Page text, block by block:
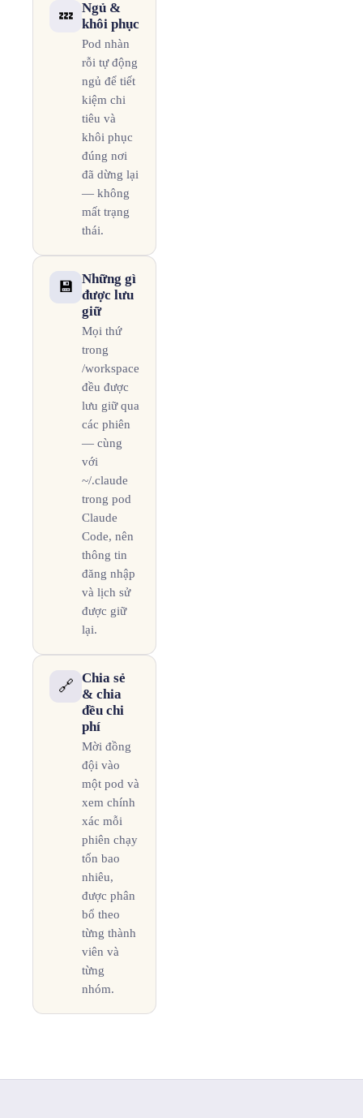
💤 Ngủ &
khôi phục
Pod nhàn
rỗi tự động
ngủ để tiết
kiệm chi
tiêu và
khôi phục
đúng nơi
đã dừng lại
— không
mất trạng
thái.
💾
Những gì
được lưu
giữ
Mọi thứ
trong
/workspace
đều được
lưu giữ qua
các phiên
— cùng
với
~/.claude
trong pod
Claude
Code, nên
thông tin
đăng nhập
và lịch sử
được giữ
lại.
🔗 Chia sẻ
& chia
đều chi
phí
Mời đồng
đội vào
một pod và
xem chính
xác mỗi
phiên chạy
tốn bao
nhiêu,
được phân
bổ theo
từng thành
viên và
từng
nhóm.